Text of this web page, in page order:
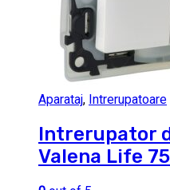
Aparataj, Intrerupatoare
Intrerupator
Valena Life